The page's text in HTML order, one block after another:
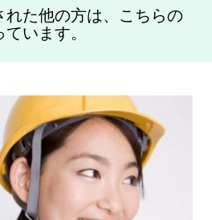
れた他の方は、こちらの
います。